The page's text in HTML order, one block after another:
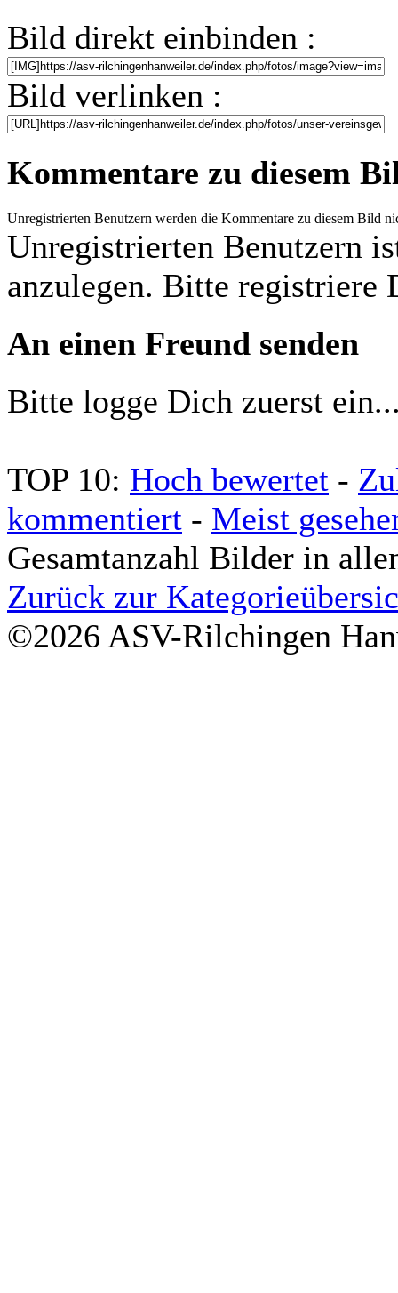
Bild direkt einbinden :
Bild verlinken :
Kommentare zu diesem
Unregistrierten Benutzern werden die Kommentare zu diesem Bild
Unregistrierten Benutzern
anzulegen. Bitte registriere
An einen Freund senden
Bitte logge Dich zuerst
TOP 10: Hoch bewertet -
kommentiert - Meist
Gesamtanzahl Bilder in
Zurück zur
©2026 ASV-Rilchingen